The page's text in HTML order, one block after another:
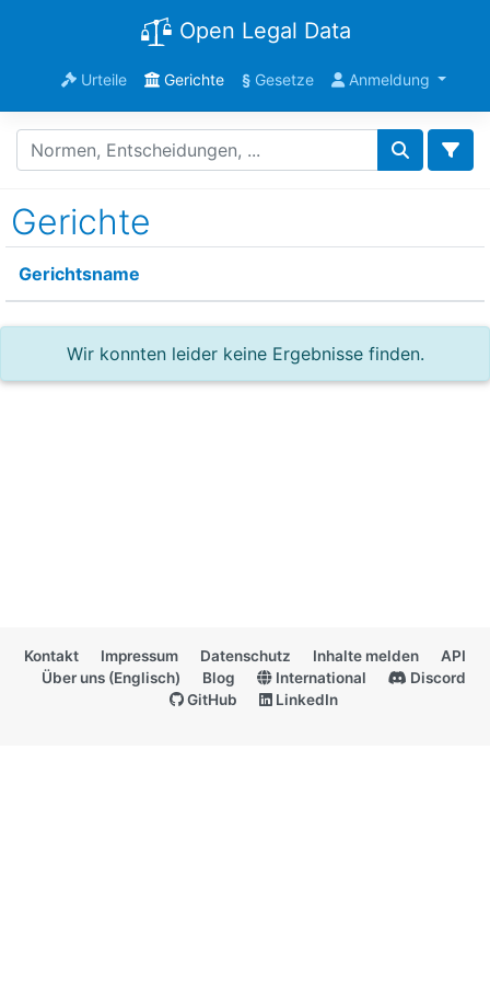
Open Legal Data
Urteile Gerichte §Gesetze Anmeldung
Gerichte
Gerichtsname
Wir konnten leider keine Ergebnisse finden.
Kontakt Impressum Datenschutz Inhalte melden
API
Über uns (Englisch)
Blog International
Discord
GitHub
LinkedIn